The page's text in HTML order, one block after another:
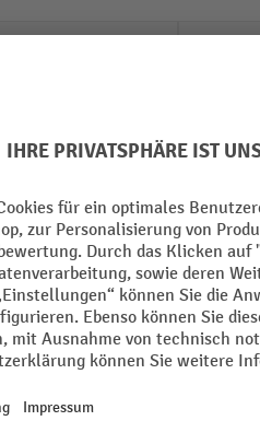
Marke
Alle technische Details